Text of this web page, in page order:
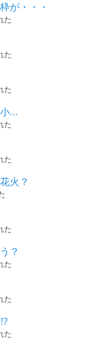
が・・・
た
た
た
...
た
た
火？
た
？
た
た
た